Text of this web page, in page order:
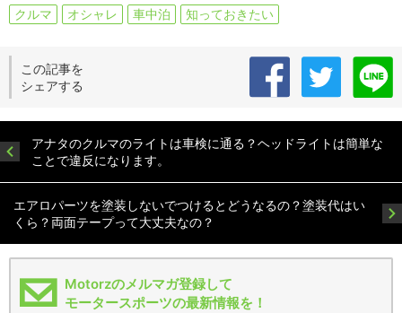
クルマ オシャレ 車中泊 知っておきたい
この記事を
シェアする
アナタのクルマのライトは車検に通る？ヘッドライトは簡単な
ことで違反になります。
エアロパーツを塗装しないでつけるとどうなるの？塗装代はい
くら？両面テープって大丈夫なの？
Motorzのメルマガ登録して
モータースポーツの最新情報を！